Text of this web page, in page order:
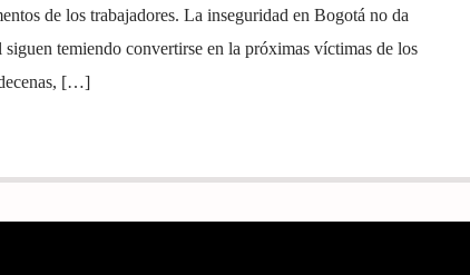
de los trabajadores. La inseguridad en Bogotá no da
temiendo convertirse en la próximas víctimas de los
[…]